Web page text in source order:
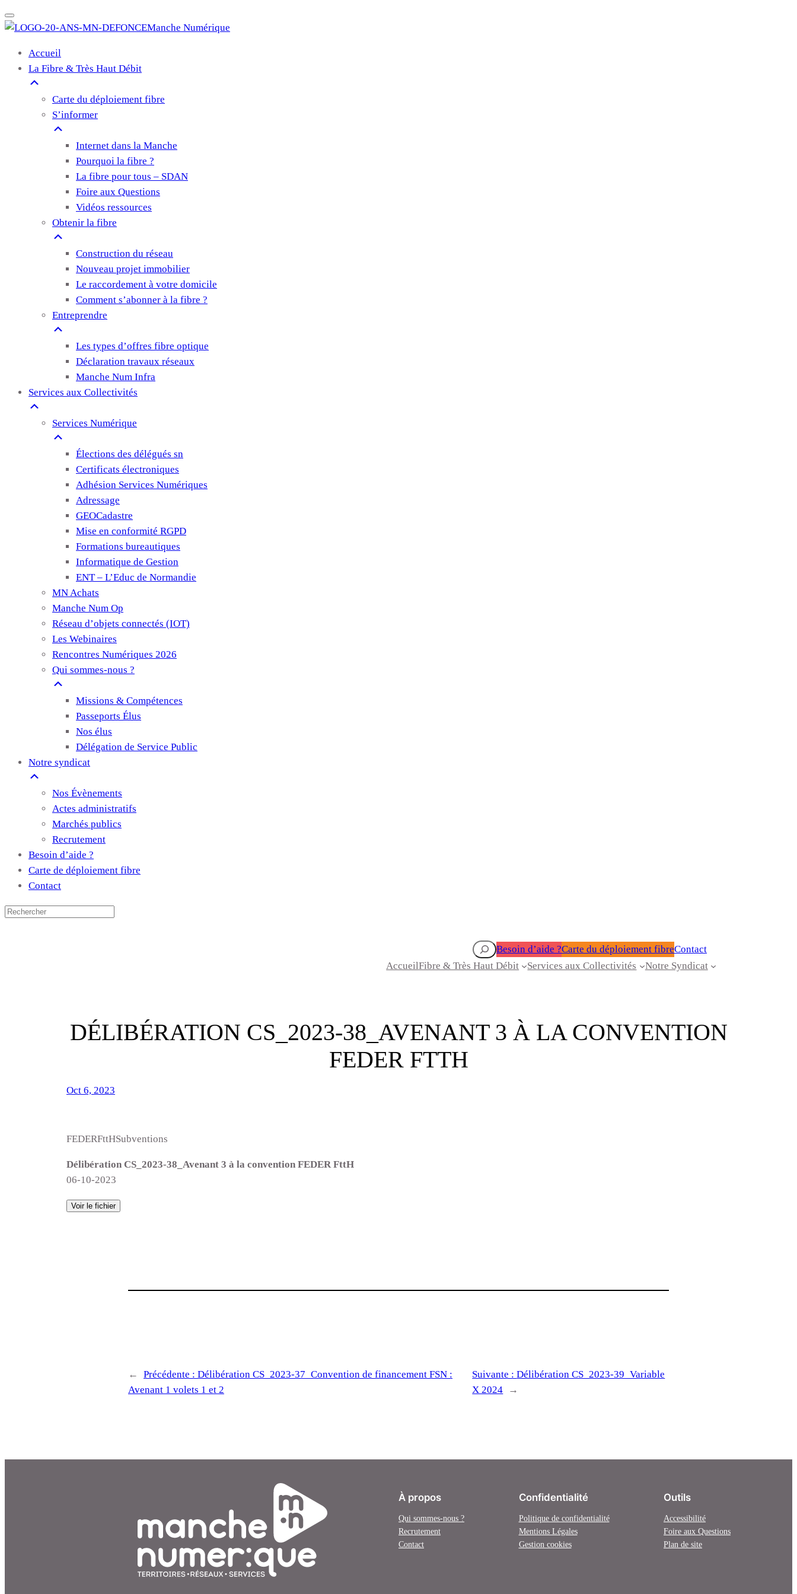
Manche Numérique
Accueil
La Fibre & Très Haut Débit
Carte du déploiement fibre
S’informer
Internet dans la Manche
Pourquoi la fibre ?
La fibre pour tous – SDAN
Foire aux Questions
Vidéos ressources
Obtenir la fibre
Construction du réseau
Nouveau projet immobilier
Le raccordement à votre domicile
Comment s’abonner à la fibre ?
Entreprendre
Les types d’offres fibre optique
Déclaration travaux réseaux
Manche Num Infra
Services aux Collectivités
Services Numérique
Élections des délégués sn
Certificats électroniques
Adhésion Services Numériques
Adressage
GEOCadastre
Mise en conformité RGPD
Formations bureautiques
Informatique de Gestion
ENT – L’Educ de Normandie
MN Achats
Manche Num Op
Réseau d’objets connectés (IOT)
Les Webinaires
Rencontres Numériques 2026
Qui sommes-nous ?
Missions & Compétences
Passeports Élus
Nos élus
Délégation de Service Public
Notre syndicat
Nos Évènements
Actes administratifs
Marchés publics
Recrutement
Besoin d’aide ?
Carte de déploiement fibre
Contact
RechercherBesoin d’aide ?Carte du déploiement fibreContact
AccueilFibre & Très Haut Débit Services aux Collectivités Notre Syndicat
DÉLIBÉRATION CS_2023-38_AVENANT 3 À LA CONVENTION
FEDER FTTH
Oct 6, 2023
FEDERFttHSubventions
Délibération CS_2023-38_Avenant 3 à la convention FEDER FttH
06-10-2023
Voir le fichier
← Précédente : Délibération CS_2023-37_Convention de financement FSN :
Avenant 1 volets 1 et 2
Suivante :Délibération CS_2023-39_Variable
X 2024
→
À propos
Qui sommes-nous ?
Recrutement
Contact
Confidentialité
Politique de confidentialité
Mentions Légales
Gestion cookies
Outils
Accessibilité
Foire aux Questions
Plan de site